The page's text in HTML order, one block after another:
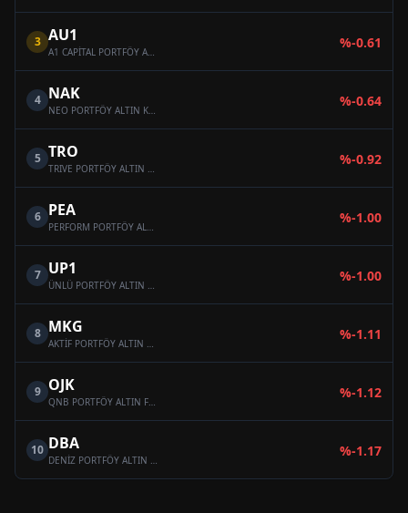
3 AU1
A1 CAPİTAL PORTFÖY ALTIN FONU
%-0.61
4 NAK
NEO PORTFÖY ALTIN KATILIM FONU
%-0.64
5 TRO
TRIVE PORTFÖY ALTIN FONU
%-0.92
6 PEA
PERFORM PORTFÖY ALTIN FONU
%-1.00
7 UP1
ÜNLÜ PORTFÖY ALTIN FONU
%-1.00
8 MKG
AKTİF PORTFÖY ALTIN KATILIM FONU
%-1.11
9 OJK
QNB PORTFÖY ALTIN FONU
%-1.12
10 DBA
DENİZ PORTFÖY ALTIN FONU
%-1.17